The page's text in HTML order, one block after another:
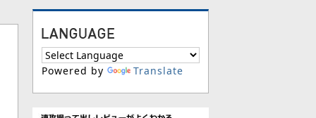
Powered by Translate